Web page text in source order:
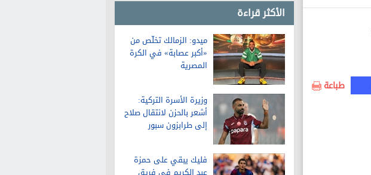
الأكثر قراءة
ميدو: الزمالك تخلّص من
«أكبر عصابة» في الكرة
المصرية
وزيرة الأسرة التركية:
أشعر بالحزن لانتقال صلاح
إلى طرابزون سبور
فليك يبقي على حمزة
طباعة